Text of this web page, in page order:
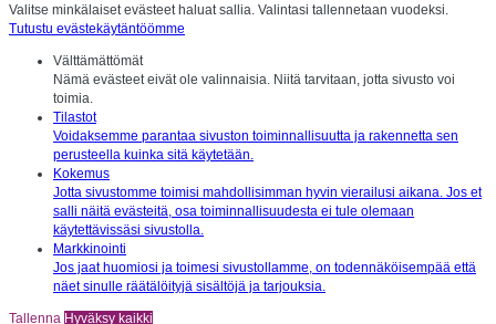
Valitse minkälaiset evästeet haluat sallia. Valintasi tallennetaan vuodeksi.
Tutustu evästekäytäntöömme
Välttämättömät
Nämä evästeet eivät ole valinnaisia. Niitä tarvitaan, jotta sivusto voi
toimia.
Tilastot
Voidaksemme parantaa sivuston toiminnallisuutta ja rakennetta sen
perusteella kuinka sitä käytetään.
Kokemus
Jotta sivustomme toimisi mahdollisimman hyvin vierailusi aikana. Jos et
salli näitä evästeitä, osa toiminnallisuudesta ei tule olemaan
käytettävissäsi sivustolla.
Markkinointi
Jos jaat huomiosi ja toimesi sivustollamme, on todennäköisempää että
näet sinulle räätälöityjä sisältöjä ja tarjouksia.
Tallenna Hyväksy kaikki